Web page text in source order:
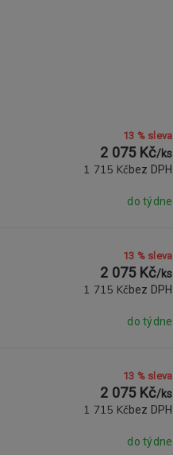
13 % sleva
2 075 Kč/ks
1 715 Kčbez DPH
do týdne
13 % sleva
2 075 Kč/ks
1 715 Kčbez DPH
do týdne
13 % sleva
2 075 Kč/ks
1 715 Kčbez DPH
do týdne